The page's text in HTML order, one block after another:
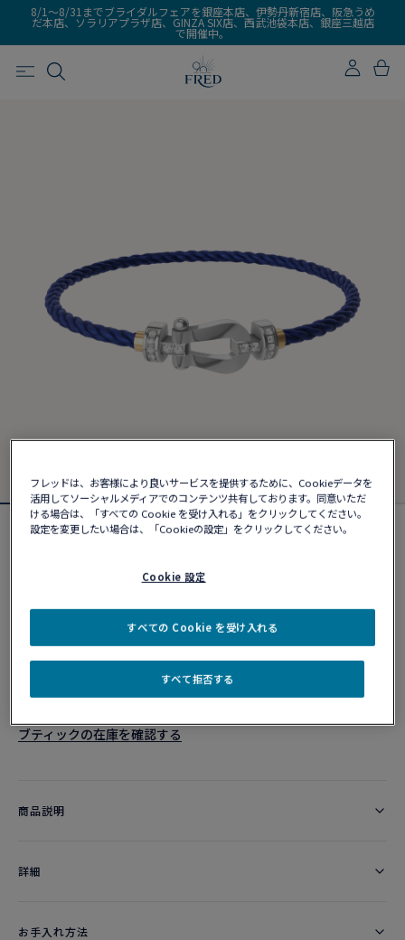
8/1～8/31までブライダルフェアを銀座本店、伊勢丹新宿店、阪急うめ
だ本店、ソラリアプラザ店、GINZA SIX店、西武池袋本店、銀座三越店
で開催中。
フォース10ブレスレット
カスタマイズ
ショッピングバッグに追加
ブティックの在庫を確認する​
商品説明
詳細​
お手入れ方法
フレッドは、お客様により良いサービスを提供するために、Cookieデータを
活用してソーシャルメディアでのコンテンツ共有しております。同意いただ
ける場合は、「すべての Cookie を受け入れる」をクリックしてください。
設定を変更したい場合は、「Cookieの設定」をクリックしてください。
Cookie 設定
すべて拒否する
すべての Cookie を受け入れる